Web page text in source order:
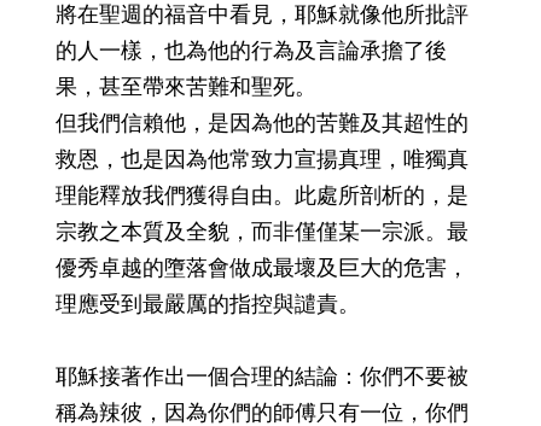
將在聖週的福音中看見，耶穌就像他所批評
的人一樣，也為他的行為及言論承擔了後
果，甚至帶來苦難和聖死。
但我們信賴他，是因為他的苦難及其超性的
救恩，也是因為他常致力宣揚真理，唯獨真
理能釋放我們獲得自由。此處所剖析的，是
宗教之本質及全貌，而非僅僅某一宗派。最
優秀卓越的墮落會做成最壞及巨大的危害，
理應受到最嚴厲的指控與譴責。
耶穌接著作出一個合理的結論：你們不要被
稱為辣彼，因為你們的師傅只有一位，你們